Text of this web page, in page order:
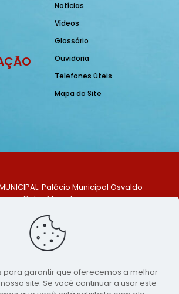
Notícias
Vídeos
Glossário
Ouvidoria
Telefones úteis
Mapa do Site
MUNICIPAL: Palácio Municipal Osvaldo
Celso Maciel
Bento do Una - PE. CEP: 553370-128
TELEFONE: (81) 99548-1569
2026 - Assessoria de Comunicação da
para garantir que oferecemos a melhor
site. Se você continuar a usar este